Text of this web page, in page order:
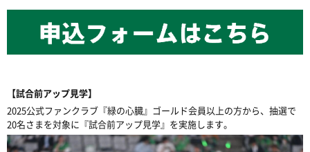
【試合前アップ見学】
2025公式ファンクラブ『緑の心臓』ゴールド会員以上の方から、抽選で
20名さまを対象に『試合前アップ見学』を実施します。